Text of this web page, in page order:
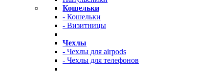
Кошельки
- Кошельки
- Визитницы
Чехлы
- Чехлы для airpods
- Чехлы для телефонов